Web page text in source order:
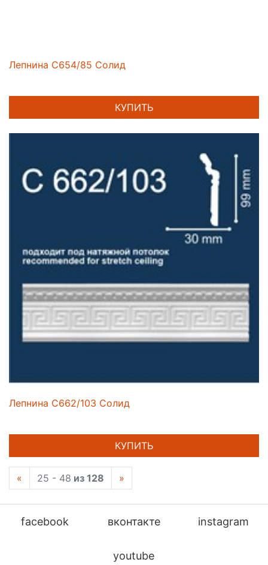
Лепнина C654/85 Солид
КУПИТЬ
Лепнина C662/103 Солид
КУПИТЬ
« 25 - 48 из 128 »
facebook вконтакте instagram
youtube